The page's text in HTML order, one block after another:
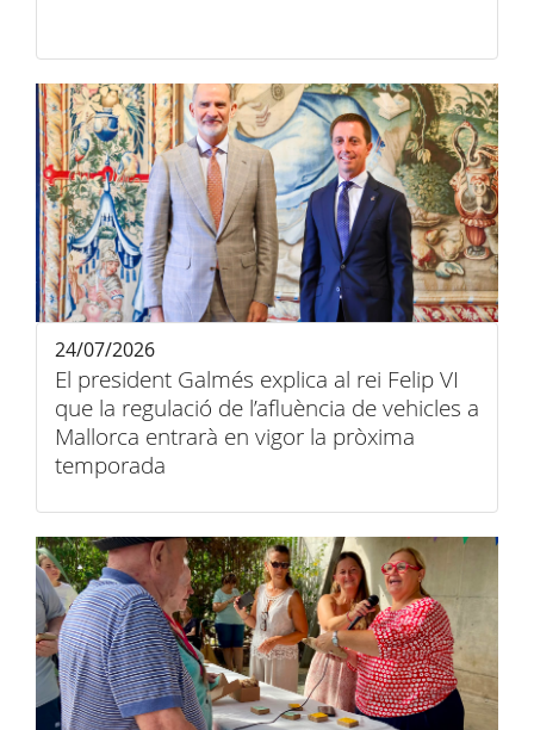
El president Galmés explica al rei Felip VI
que la regulació de l’afluència de vehicles a
Mallorca entrarà en vigor la pròxima
temporada
24/07/2026